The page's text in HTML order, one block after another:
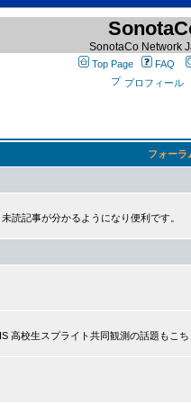
SonotaCo Network
Top Page FAQ
プロフィール
フォーラ
読記事が分かるようになり便利です。
高校生スプライト共同観測の話題もこ